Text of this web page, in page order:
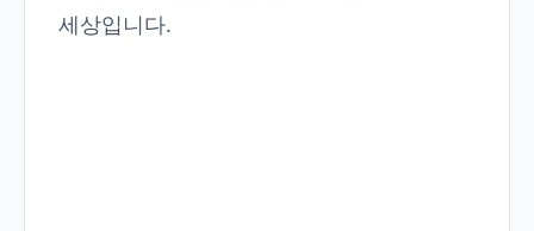
세상입니다.